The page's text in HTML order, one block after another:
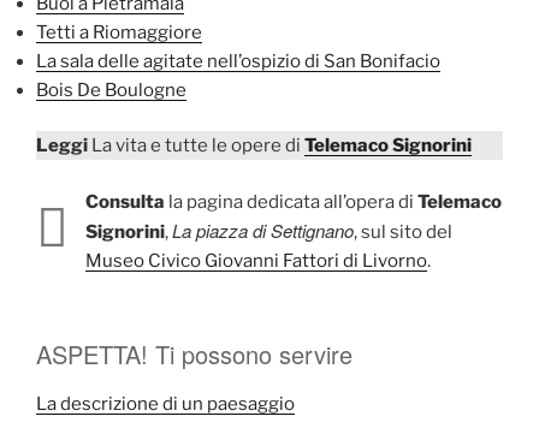
Tetti a Riomaggiore
La sala delle agitate nell’ospizio di San Bonifacio
Bois De Boulogne
Leggi La vita e tutte le opere di Telemaco Signorini
Consulta la pagina dedicata all’opera di Telemaco
Signorini,La piazza di Settignano, sul sito del
Museo Civico Giovanni Fattori di Livorno.
ASPETTA! Ti possono servire
La descrizione di un paesaggio